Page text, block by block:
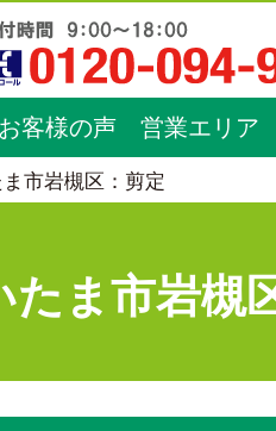
お客様の声 営業エリア
市岩槻区：剪定
たま市岩槻